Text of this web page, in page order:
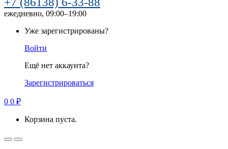
ежедневно, 09:00–19:00
Уже зарегистрированы?
Войти
Ещё нет аккаунта?
Зарегистрироваться
0 0 ₽
Корзина пуста.